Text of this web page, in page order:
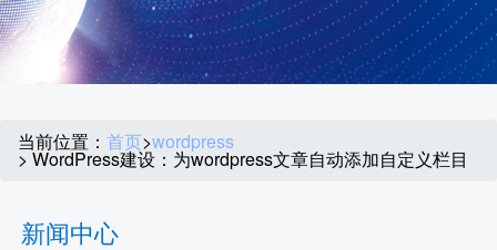
当前位置： 首页>wordpress
> WordPress建设：为wordpress文章自动添加自定义栏目
新闻中心